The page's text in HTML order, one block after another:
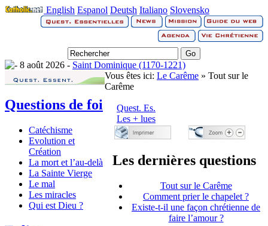
English Espanol Deutsh Italiano Slovensko
8 août 2026 - Saint Dominique (1170-1221)
Questions de foi
Catéchisme
Evolution et
Création
La mort et l’au-delà
La Sainte Vierge
Le mal
Les miracles
Qui est Dieu ?
Vous êtes ici: Le Carême » Tout sur le
Carême
Quest. Es.
Les + lues
Les dernières questions
Tout sur le Carême
Comment prier le chapelet ?
Existe-t-il une façon chrétienne de
faire l’amour ?